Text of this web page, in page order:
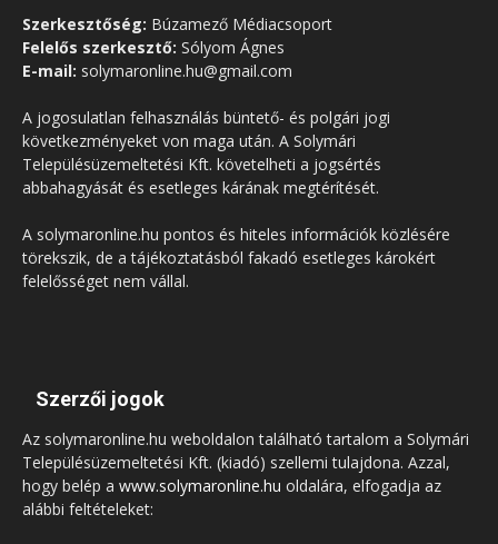
Szerkesztőség: Búzamező Médiacsoport
Felelős szerkesztő: Sólyom Ágnes
E-mail: solymaronline.hu@gmail.com
A jogosulatlan felhasználás büntető- és polgári jogi
következményeket von maga után. A Solymári
Településüzemeltetési Kft. követelheti a jogsértés
abbahagyását és esetleges kárának megtérítését.
A solymaronline.hu pontos és hiteles információk közlésére
törekszik, de a tájékoztatásból fakadó esetleges károkért
felelősséget nem vállal.
Szerzői jogok
Az solymaronline.hu weboldalon található tartalom a Solymári
Településüzemeltetési Kft. (kiadó) szellemi tulajdona. Azzal,
hogy belép a www.solymaronline.hu oldalára, elfogadja az
alábbi feltételeket: